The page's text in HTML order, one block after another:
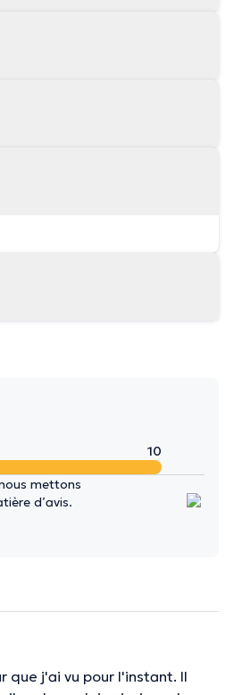
10
mettons
d’avis.
que j'ai vu pour l'instant. Il